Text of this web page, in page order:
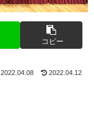
コピー
2022.04.08 2022.04.12